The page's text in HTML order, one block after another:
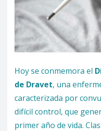
Hoy se conmemora el
de Dravet, una
caracterizada por
difícil control, que
primer año de vida.